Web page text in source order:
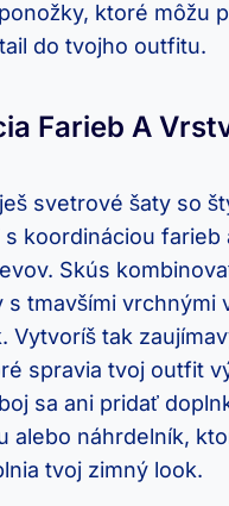
ktoré môžu
do tvojho outfitu.
Farieb ‍a‍
⁤svetrové šaty so
koordináciou farieb⁢
​Skús
s ​tmavšími vrchnými
Vytvoríš tak
spravia tvoj outfit
sa⁣ ani pridať
alebo náhrdelník,
tvoj zimný ‌look.